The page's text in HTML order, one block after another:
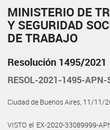
MINISTERIO DE
Y SEGURIDAD
DE TRABAJO
Resolución 1495/2021
RESOL-2021-1495-APN-
Ciudad de Buenos Aires, 11/11/
VISTO el EX-2020-33089999-